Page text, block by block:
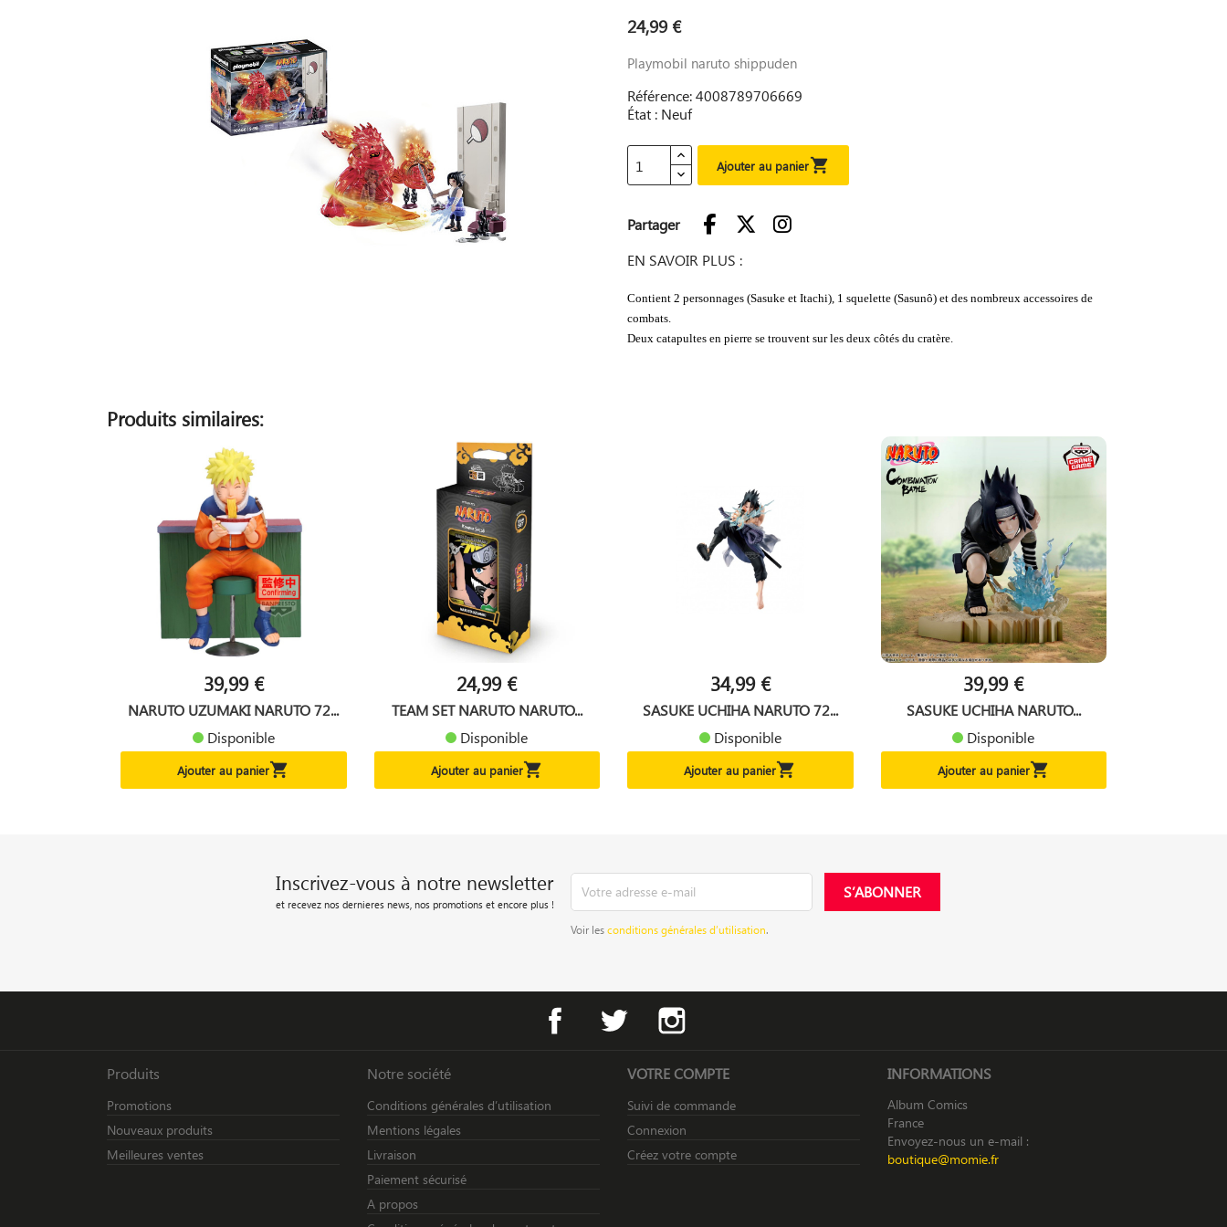
24,99 €
Playmobil naruto shippuden
Référence: 4008789706669
État : Neuf
Ajouter au panier
Partager
EN SAVOIR PLUS :
Contient 2 personnages (Sasuke et Itachi), 1 squelette (Sasunô) et des nombreux accessoires de
combats.
Deux catapultes en pierre se trouvent sur les deux côtés du cratère.
Produits similaires:
39,99 €
NARUTO UZUMAKI NARUTO 72...
Disponible
Ajouter au panier
24,99 €
TEAM SET NARUTO NARUTO...
Disponible
Ajouter au panier
34,99 €
SASUKE UCHIHA NARUTO 72...
Disponible
Ajouter au panier
39,99 €
SASUKE UCHIHA NARUTO...
Disponible
Ajouter au panier
Inscrivez-vous à notre newsletter
et recevez nos dernieres news, nos promotions et encore plus !
Voir lesconditions générales d’utilisation.
Facebook Twitter
Produits
Promotions
Nouveaux produits
Meilleures ventes
Notre société
Conditions générales d’utilisation
Mentions légales
Livraison
Paiement sécurisé
A propos
VOTRE COMPTE
Suivi de commande
Connexion
Créez votre compte
INFORMATIONS
Album Comics
France
Envoyez-nous un e-mail :
boutique@momie.fr